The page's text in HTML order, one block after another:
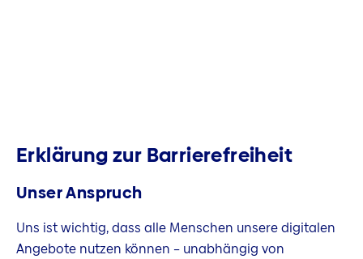
Erklärung zur Barrierefreiheit
Unser Anspruch
Uns ist wichtig, dass alle Menschen unsere digitalen
Angebote nutzen können – unabhängig von